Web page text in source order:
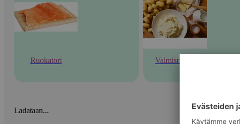
Ruokatori Valmisruoka
Ladataan...